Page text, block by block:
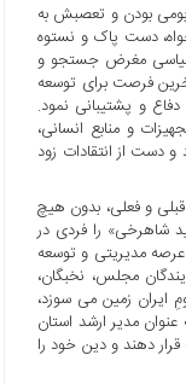
بومی بودن و تعصبش به
دست پاک و نستوه
سیاسی مغرض جستجو و
فرصت برای توسعه
و پشتیبانی نمود.
و منابع انسانی،
دست از انتقادات زود
قبلی و فعلی، بدون هیچ
شاهرخی» را فردی در
عرصه مدیریتی و توسعه
مجلس، نخبگان،
ایران زمین می سوزد،
مدیر ارشد استان
دهند و دین خود را